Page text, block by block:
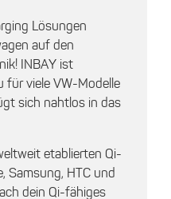
Lösungen
auf den
INBAY ist
für viele VW-Modelle
sich nahtlos in das
etablierten Qi-
Samsung, HTC und
dein Qi-fähiges